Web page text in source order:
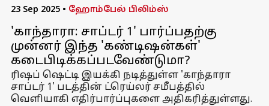
23 Sep 2025 • ஹோம்பேல் பிலிம்ஸ்
'காந்தாரா: சாப்டர் 1' பார்ப்பதற்கு
முன்னர் இந்த 'கண்டிஷன்கள்'
கடைபிடிக்கப்படவேண்டுமா?
ரிஷப் ஷெட்டி இயக்கி நடித்துள்ள 'காந்தாரா
சாப்டர் 1' படத்தின் ட்ரெய்லர் சமீபத்தில்
வெளியாகி எதிர்பார்ப்புகளை அதிகரித்துள்ளது.